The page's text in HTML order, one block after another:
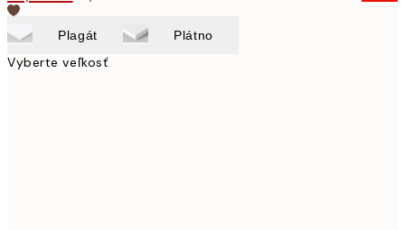
Plagát Plátno
Vyberte veľkosť